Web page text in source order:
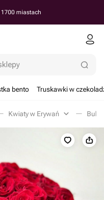
miastach
bento Truskawki w
Kwiaty w Erywań